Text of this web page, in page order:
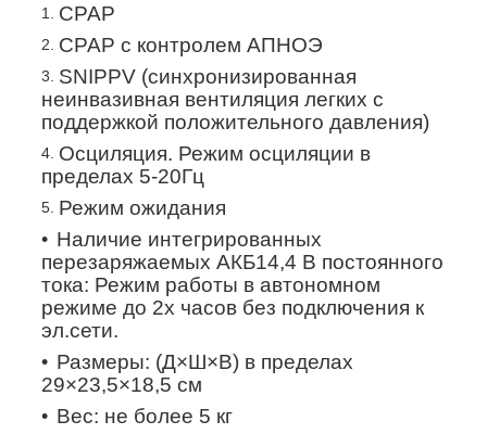
СРАР
СРАР с контролем АПНОЭ
SNIPPV (синхронизированная
неинвазивная вентиляция легких с
поддержкой положительного давления)
Осциляция. Режим осциляции в
пределах 5-20Гц
Режим ожидания
Наличие интегрированных
перезаряжаемых АКБ14,4 В постоянного
тока: Режим работы в автономном
режиме до 2х часов без подключения к
эл.сети.
Размеры: (Д×Ш×В) в пределах
29×23,5×18,5 см
Вес: не более 5 кг